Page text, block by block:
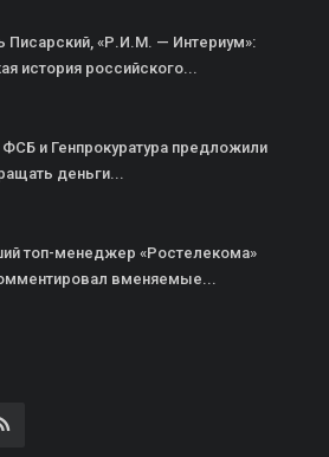
Писарский, «Р.И.М. — Интериум»:
история российского...
и Генпрокуратура предложили
деньги...
топ-менеджер «Ростелекома»
вменяемые...